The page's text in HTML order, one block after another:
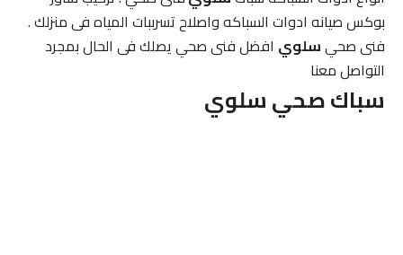
بوكس صيانه ادوات السباكه واصلاح تسرببات المياه فى منزلك .
فنى صحيسلويافضل فنى صحي يصلك فى الحال بمجرد
التواصل معنا
سباك صحيسلوي